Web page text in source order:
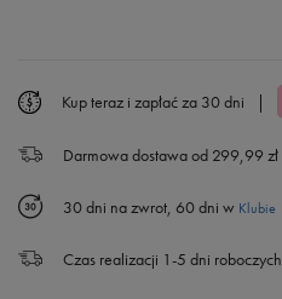
43 27,5 cm
44 1/2 28,5 cm
46 29,5 cm
Kup teraz i zapłać za 30 dni |
Darmowa dostawa od 299,99 zł
30 dni na zwrot, 60 dni w Klubie
Czas realizacji 1-5 dni roboczych